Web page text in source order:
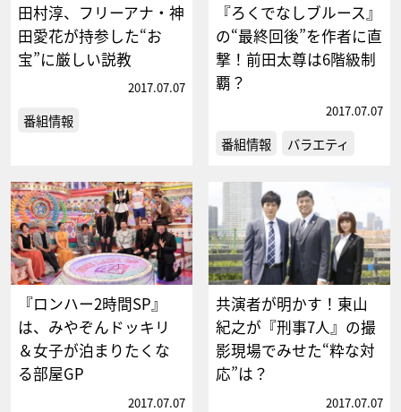
田村淳、フリーアナ・神
田愛花が持参した“お
宝”に厳しい説教
2017.07.07
番組情報
『ろくでなしブルース』
の“最終回後”を作者に直
撃！前田太尊は6階級制
覇？
2017.07.07
番組情報 バラエティ
『ロンハー2時間SP』
は、みやぞんドッキリ
＆女子が泊まりたくな
る部屋GP
2017.07.07
共演者が明かす！東山
紀之が『刑事7人』の撮
影現場でみせた“粋な対
応”は？
2017.07.07